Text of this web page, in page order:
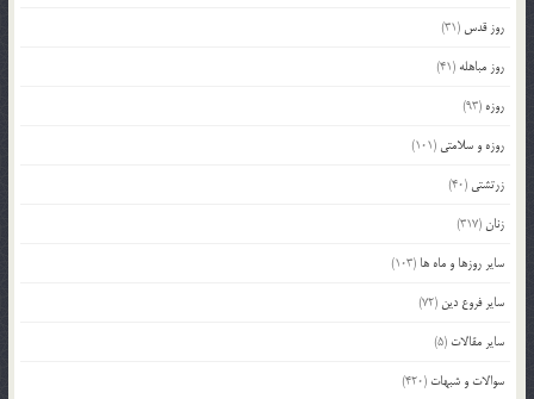
روز قدس (31)
روز مباهله (41)
روزه (93)
روزه و سلامتی (101)
زرتشتی (40)
زنان(317)
سایر روزها و ماه ها (103)
سایر فروع دین (72)
سایر مقالات (5)
سوالات و شبهات (420)